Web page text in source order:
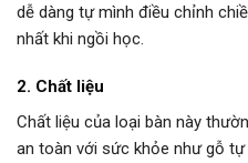
dễ dàng tự mình điều chỉnh
nhất khi ngồi học.
2. Chất liệu
Chất liệu của loại bàn này
an toàn với sức khỏe như gỗ